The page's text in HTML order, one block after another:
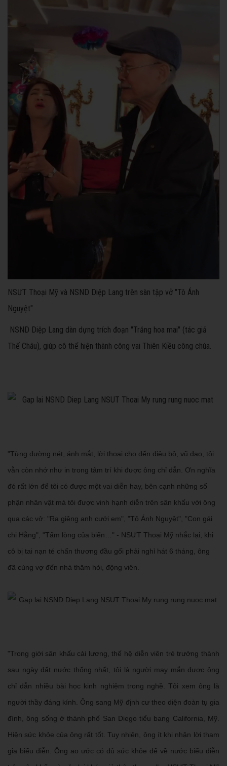
NSƯT Thoại Mỹ và NSND Diệp Lang trên sàn tập vở "Tô Ánh
Nguyệt"
NSND Diệp Lang dàn dựng trích đoạn "Trắng hoa mai" (tác giả
Thế Châu), giúp cô thể hiện thành công vai Thiên Kiều công chúa.
"Từng đường nét, ánh mắt, lời thoại cho đến điệu bộ, vũ đạo, tôi
vẫn còn nhớ như in trong tâm trí khi được ông chỉ dẫn. Ơn nghĩa
đó rất lớn để tôi có được một vai diễn hay, bên cạnh những số
phận nhân vật mà tôi được vinh hạnh diễn trên sân khấu với ông
qua các vở: "Ra giêng anh cưới em", "Tô Ánh Nguyệt", "Con gái
chị Hằng", "Tấm lòng của biển…" - NSƯT Thoại Mỹ nhắc lại, khi
cô bị tai nạn té chấn thương đầu gối phải nghỉ hát 6 tháng, ông
đã cùng vợ đến nhà thăm hỏi, động viên.
"Trong giới sân khấu cải lương, thế hệ diễn viên trẻ trưởng thành
sau ngày đất nước thống nhất, tôi là người may mắn được ông
chỉ dẫn nhiều bài học kinh nghiệm trong nghề. Tôi xem ông là
người thầy đáng kính. Ông sang Mỹ định cư theo diện đoàn tụ gia
đình, ông sống ở thành phố San Diego tiểu bang California, Mỹ.
Hiện sức khỏe của ông rất tốt. Tuy nhiên, ông ít khi nhận lời tham
gia biểu diễn. Ông ao ước có đủ sức khỏe để về nước biểu diễn